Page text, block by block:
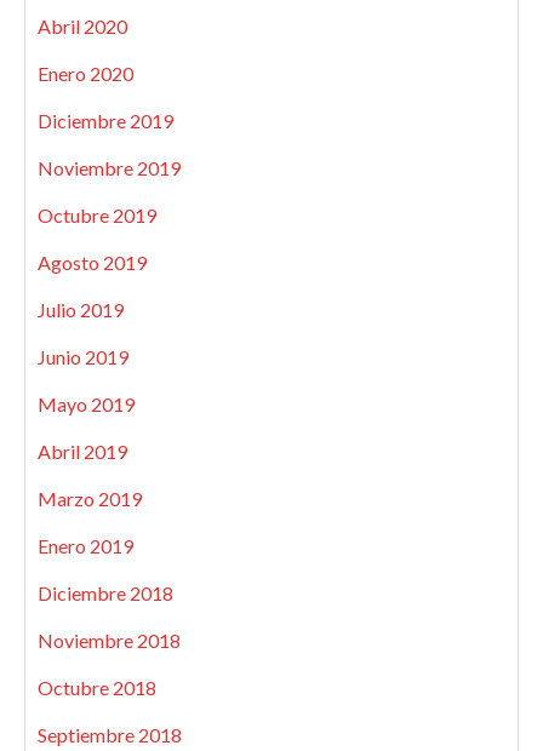
Abril 2020
Enero 2020
Diciembre 2019
Noviembre 2019
Octubre 2019
Agosto 2019
Julio 2019
Junio 2019
Mayo 2019
Abril 2019
Marzo 2019
Enero 2019
Diciembre 2018
Noviembre 2018
Octubre 2018
Septiembre 2018